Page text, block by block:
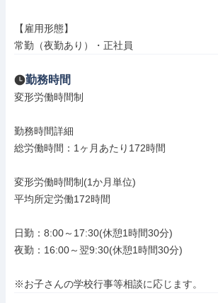
【雇用形態】
常勤（夜勤あり）・正社員
勤務時間
変形労働時間制
勤務時間詳細
総労働時間：1ヶ月あたり172時間
変形労働時間制(1か月単位)
平均所定労働172時間
日勤：8:00～17:30(休憩1時間30分)
夜勤：16:00～翌9:30(休憩1時間30分)
※お子さんの学校行事等相談に応じます。